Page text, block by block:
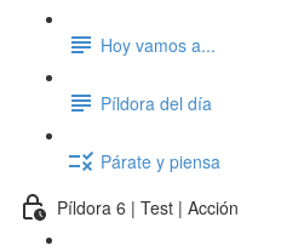
Hoy vamos a...
Píldora del día
Párate y piensa
Píldora 6 | Test | Acción